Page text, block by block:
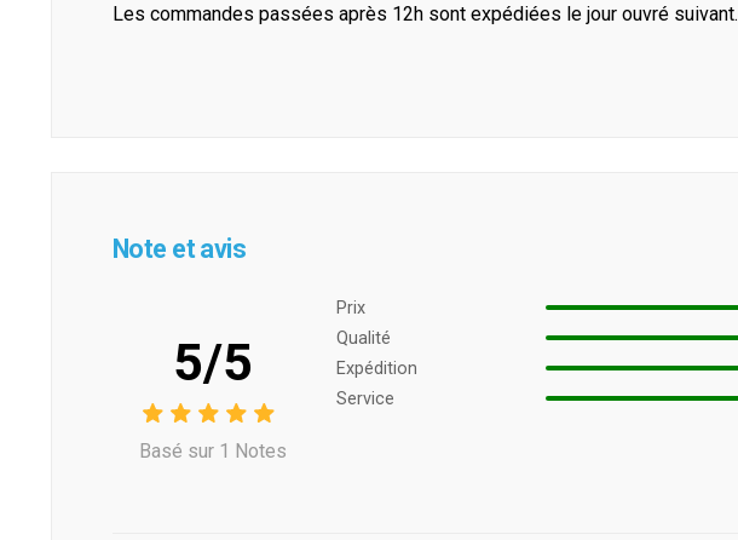
Les commandes passées après 12h sont expédiées le jour ouvré suivant.
Note et avis
5/5
Basé sur 1 Notes
Prix ​​
Qualité
Expédition
Service